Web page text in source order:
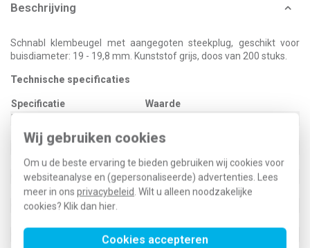
Wij gebruiken cookies
Om u de beste ervaring te bieden gebruiken wij cookies voor
websiteanalyse en (gepersonaliseerde) advertenties. Lees
meer in ons privacybeleid. Wilt u alleen noodzakelijke
cookies? Klik dan hier.
Cookies accepteren
Beschrijving
Schnabl klembeugel met aangegoten steekplug, geschikt voor
buisdiameter: 19 - 19,8 mm. Kunststof grijs, doos van 200 stuks.
Technische specificaties
Specificatie
Waarde
Kleur
UV-bestendig
Ja
Halogeenvrij
Max. aantal buizen
1
Gesloten
Nee
Materiaalkwaliteit
Acrylnitril butadien styrol (ABS)
Gebruikstemperatuur
Geschikt voor buisdiameter
19 - 19,8 Millimeter (mm)